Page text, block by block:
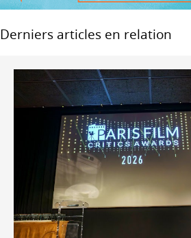
Derniers articles en relation